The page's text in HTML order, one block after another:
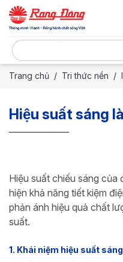
Trang chủ Tri thức nền
Hiệu suất sáng
Hiệu suất chiếu sáng của
hiện khả năng tiết kiệm
phản ánh hiệu quả chất
suất.
1. Khái niệm hiệu suất sáng